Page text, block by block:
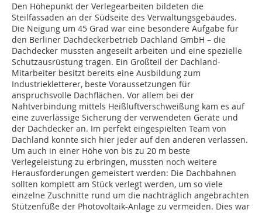
Den Höhepunkt der Verlegearbeiten bildeten die
Steilfassaden an der Südseite des Verwaltungsgebäudes.
Die Neigung um 45 Grad war eine besondere Aufgabe für
den Berliner Dachdeckerbetrieb Dachland GmbH – die
Dachdecker mussten angeseilt arbeiten und eine spezielle
Schutzausrüstung tragen. Ein Großteil der Dachland-
Mitarbeiter besitzt bereits eine Ausbildung zum
Industriekletterer, beste Voraussetzungen für
anspruchsvolle Dachflächen. Vor allem bei der
Nahtverbindung mittels Heißluftverschweißung kam es auf
eine zuverlässige Sicherung der verwendeten Geräte und
der Dachdecker an. Im perfekt eingespielten Team von
Dachland konnte sich hier jeder auf den anderen verlassen.
Um auch in einer Höhe von bis zu 20 m beste
Verlegeleistung zu erbringen, mussten noch weitere
Herausforderungen gemeistert werden: Die Dachbahnen
sollten komplett am Stück verlegt werden, um so viele
einzelne Zuschnitte rund um die nachträglich angebrachten
Stützenfüße der Photovoltaik-Anlage zu vermeiden. Dies war